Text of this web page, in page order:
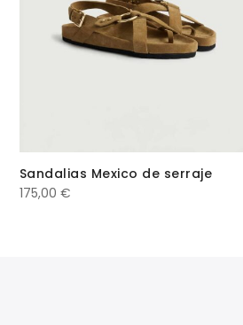
Sandalias Mexico de serraje
175,00 €